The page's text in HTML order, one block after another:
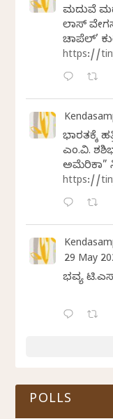
ಮದುವೆ
ಲಾಸ್‌
ಚಾಪೆಲ್’
https://
ಭಾರತಕ್ಕೆ
ಎಂ.ವಿ.
ಅಮೆರಿಕಾ”
https://
29 May
ಭವ್ಯ
POLLS